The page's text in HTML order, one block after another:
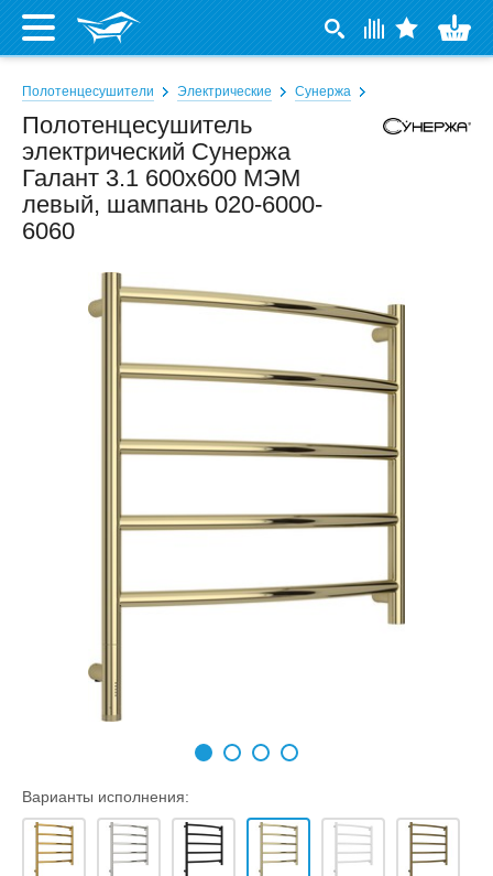
Полотенцесушители Электрические Сунержа
Полотенцесушитель
электрический Сунержа
Галант 3.1 600x600 МЭМ
левый, шампань 020-6000-
6060
Варианты исполнения: